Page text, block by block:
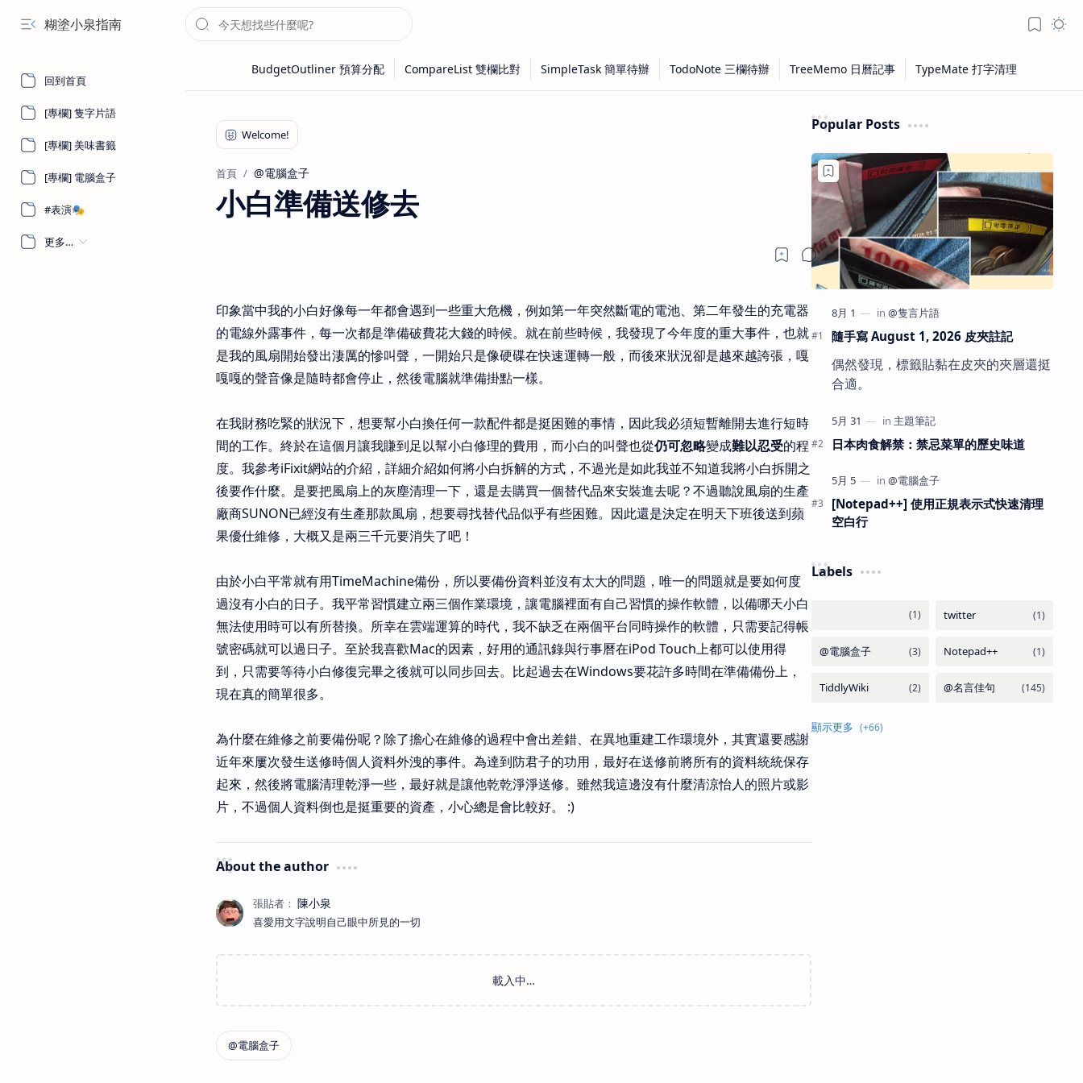
糊塗小泉指南
回到首頁
[專欄] 隻字片語
[專欄] 美味書籤
[專欄] 電腦盒子
#表演🎭
更多…
首頁 @電腦盒子
小白準備送修去
印象當中我的小白好像每一年都會遇到一些重大危機，例如第一年突然斷電的電池、第二年發生的充電器
的電線外露事件，每一次都是準備破費花大錢的時候。就在前些時候，我發現了今年度的重大事件，也就
是我的風扇開始發出淒厲的慘叫聲，一開始只是像硬碟在快速運轉一般，而後來狀況卻是越來越誇張，嘎
嘎嘎的聲音像是隨時都會停止，然後電腦就準備掛點一樣。
在我財務吃緊的狀況下，想要幫小白換任何一款配件都是挺困難的事情，因此我必須短暫離開去進行短時
間的工作。終於在這個月讓我賺到足以幫小白修理的費用，而小白的叫聲也從仍可忽略變成難以忍受的程
度。我參考iFixit網站的介紹，詳細介紹如何將小白拆解的方式，不過光是如此我並不知道我將小白拆開之
後要作什麼。是要把風扇上的灰塵清理一下，還是去購買一個替代品來安裝進去呢？不過聽說風扇的生產
廠商SUNON已經沒有生產那款風扇，想要尋找替代品似乎有些困難。因此還是決定在明天下班後送到蘋
果優仕維修，大概又是兩三千元要消失了吧！
由於小白平常就有用TimeMachine備份，所以要備份資料並沒有太大的問題，唯一的問題就是要如何度
過沒有小白的日子。我平常習慣建立兩三個作業環境，讓電腦裡面有自己習慣的操作軟體，以備哪天小白
無法使用時可以有所替換。所幸在雲端運算的時代，我不缺乏在兩個平台同時操作的軟體，只需要記得帳
號密碼就可以過日子。至於我喜歡Mac的因素，好用的通訊錄與行事曆在iPod Touch上都可以使用得
到，只需要等待小白修復完畢之後就可以同步回去。比起過去在Windows要花許多時間在準備備份上，
現在真的簡單很多。
為什麼在維修之前要備份呢？除了擔心在維修的過程中會出差錯、在異地重建工作環境外，其實還要感謝
近年來屢次發生送修時個人資料外洩的事件。為達到防君子的功用，最好在送修前將所有的資料統統保存
起來，然後將電腦清理乾淨一些，最好就是讓他乾乾淨淨送修。雖然我這邊沒有什麼清涼怡人的照片或影
片，不過個人資料倒也是挺重要的資產，小心總是會比較好。 :)
About the author
喜愛用文字說明自己眼中所見的一切
Popular Posts
隨手寫 August 1, 2026 皮夾註記
偶然發現，標籤貼黏在皮夾的夾層還挺
合適。
日本肉食解禁：禁忌菜單的歷史味道
[Notepad++] 使用正規表示式快速清理
空白行
Labels